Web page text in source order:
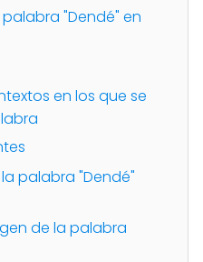
"Dendé" en
en los que se
palabra "Dendé"
de la palabra